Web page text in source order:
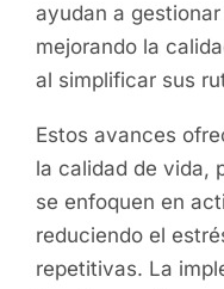
ayudan a
mejorando la
al simplificar sus
Estos avances
la calidad de vida,
se enfoquen en
reduciendo el
repetitivas. La